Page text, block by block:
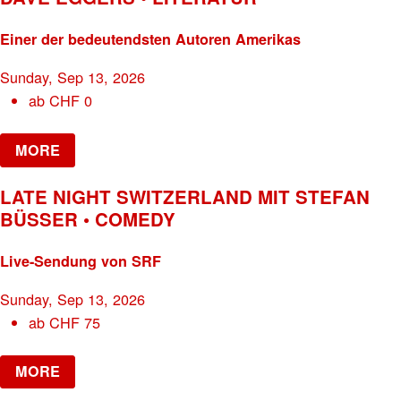
Einer der bedeutendsten Autoren Amerikas
Sunday, Sep 13, 2026
abCHF 0
MORE
LATE NIGHT SWITZERLAND MIT STEFAN
BÜSSER • COMEDY
Live-Sendung von SRF
Sunday, Sep 13, 2026
abCHF 75
MORE